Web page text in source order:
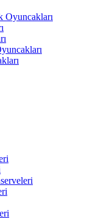
Oyuncakları